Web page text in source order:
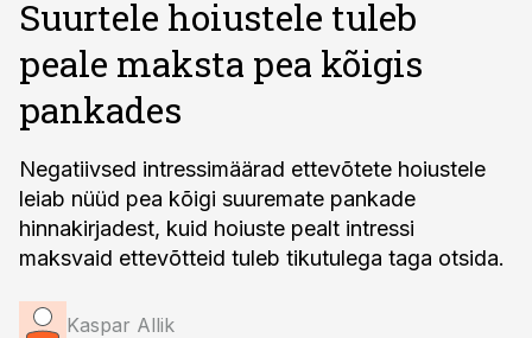
Suurtele hoiustele tuleb
peale maksta pea kõigis
pankades
Negatiivsed intressimäärad ettevõtete hoiustele
leiab nüüd pea kõigi suuremate pankade
hinnakirjadest, kuid hoiuste pealt intressi
maksvaid ettevõtteid tuleb tikutulega taga otsida.
Kaspar Allik